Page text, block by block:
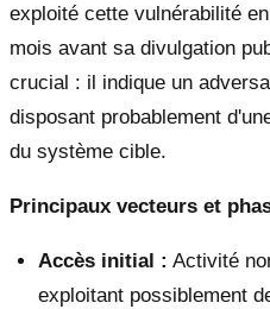
exploité cette vulnérabilité
mois avant sa divulgation
crucial : il indique un
disposant probablement
du système cible.
Principaux vecteurs et
Accès initial : Activité
exploitant possiblement